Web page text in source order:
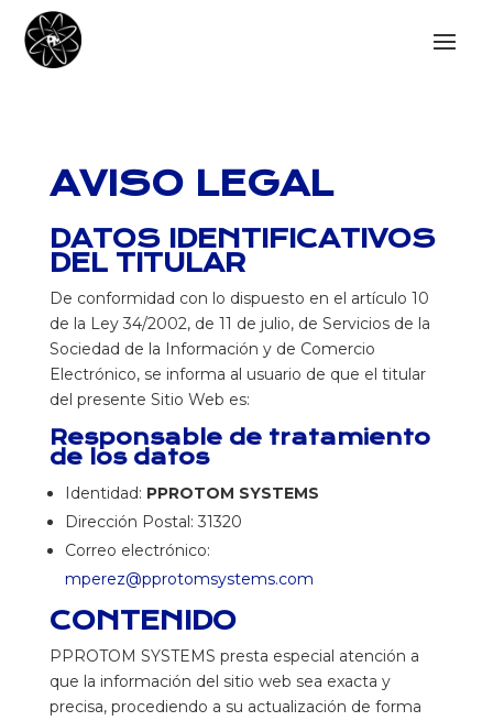
AVISO LEGAL
DATOS IDENTIFICATIVOS
DEL TITULAR
De conformidad con lo dispuesto en el artículo 10
de la Ley 34/2002, de 11 de julio, de Servicios de la
Sociedad de la Información y de Comercio
Electrónico, se informa al usuario de que el titular
del presente Sitio Web es:
Responsable de tratamiento
de los datos
Identidad: PPROTOM SYSTEMS
Dirección Postal: 31320
Correo electrónico:
mperez@pprotomsystems.com
CONTENIDO
PPROTOM SYSTEMS presta especial atención a
que la información del sitio web sea exacta y
precisa, procediendo a su actualización de forma